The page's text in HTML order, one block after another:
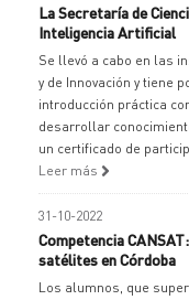
La Secretaría de
Inteligencia Artificial
Se llevó a cabo en las
y de Innovación y tiene
introducción práctica
desarrollar
un certificado de
Leer más
31-10-2022
Competencia
satélites en Córdoba
Los alumnos, que